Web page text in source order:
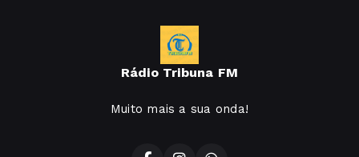
Rádio Tribuna FM
Muito mais a sua onda!